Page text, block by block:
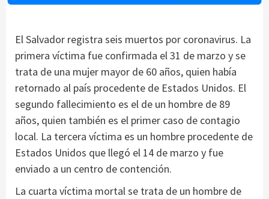
El Salvador registra seis muertos por coronavirus. La
primera víctima fue confirmada el 31 de marzo y se
trata de una mujer mayor de 60 años, quien había
retornado al país procedente de Estados Unidos. El
segundo fallecimiento es el de un hombre de 89
años, quien también es el primer caso de contagio
local. La tercera víctima es un hombre procedente de
Estados Unidos que llegó el 14 de marzo y fue
enviado a un centro de contención.
La cuarta víctima mortal se trata de un hombre de